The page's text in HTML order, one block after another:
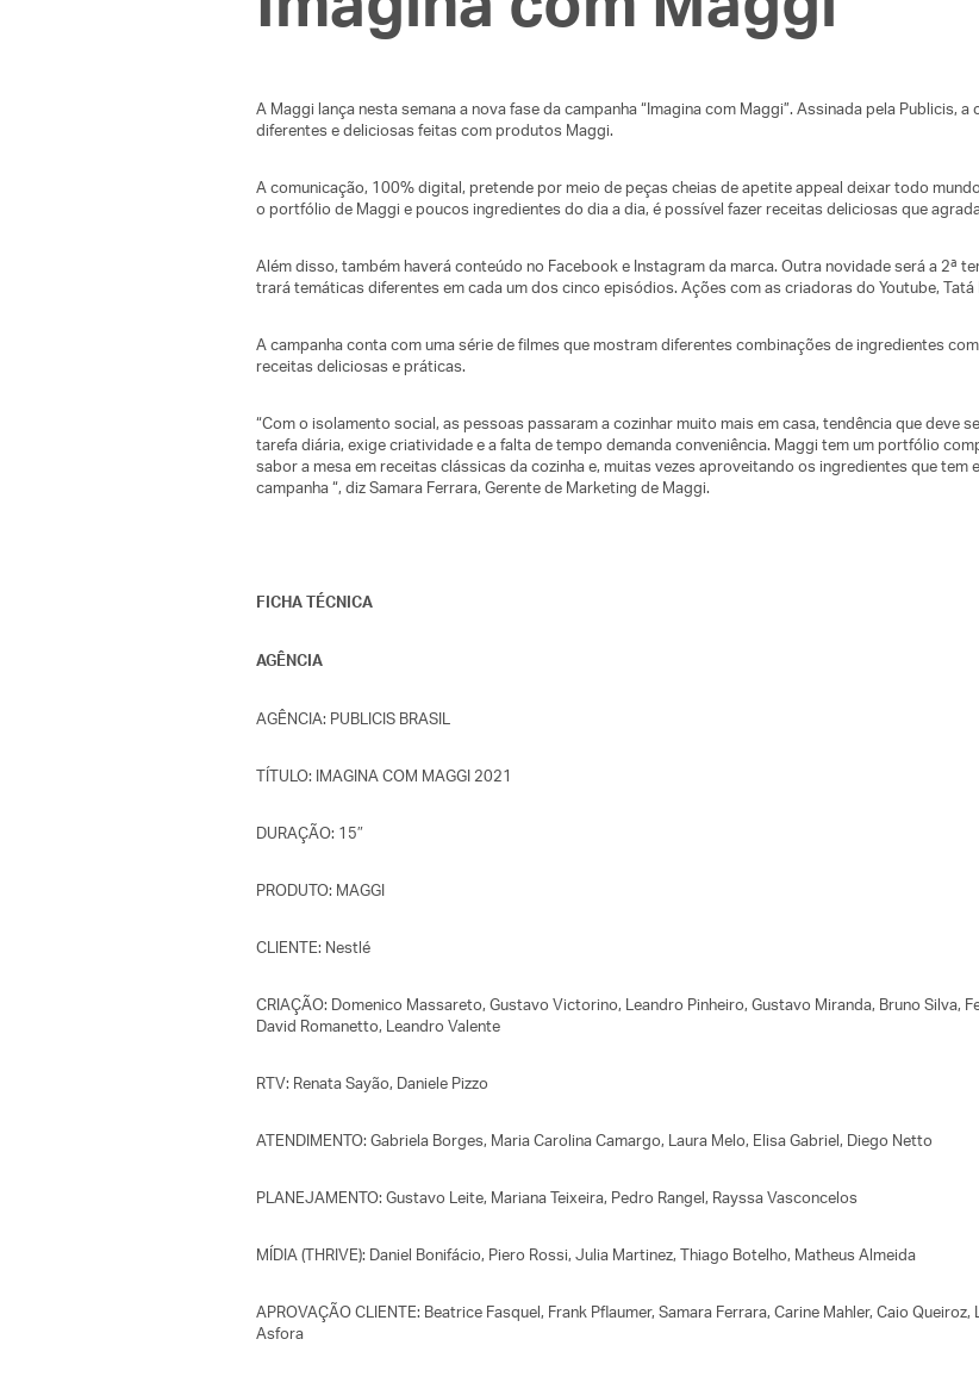
A Maggi lança nesta semana a nova fase da campanha “Imagina com Maggi”. Assinada pela Publicis,
diferentes e deliciosas feitas com produtos Maggi.
A comunicação, 100% digital, pretende por meio de peças cheias de apetite appeal deixar todo
o portfólio de Maggi e poucos ingredientes do dia a dia, é possível fazer receitas deliciosas que
Além disso, também haverá conteúdo no Facebook e Instagram da marca. Outra novidade será a 2ª
trará temáticas diferentes em cada um dos cinco episódios. Ações com as criadoras do Youtube,
A campanha conta com uma série de filmes que mostram diferentes combinações de ingredientes
receitas deliciosas e práticas.
“Com o isolamento social, as pessoas passaram a cozinhar muito mais em casa, tendência que deve
tarefa diária, exige criatividade e a falta de tempo demanda conveniência. Maggi tem um portfólio
sabor a mesa em receitas clássicas da cozinha e, muitas vezes aproveitando os ingredientes que
campanha “, diz Samara Ferrara, Gerente de Marketing de Maggi.
FICHA TÉCNICA
AGÊNCIA
AGÊNCIA: PUBLICIS BRASIL
TÍTULO: IMAGINA COM MAGGI 2021
DURAÇÃO: 15″
PRODUTO: MAGGI
CLIENTE: Nestlé
CRIAÇÃO: Domenico Massareto, Gustavo Victorino, Leandro Pinheiro, Gustavo Miranda, Bruno Silva,
David Romanetto, Leandro Valente
RTV: Renata Sayão, Daniele Pizzo
ATENDIMENTO: Gabriela Borges, Maria Carolina Camargo, Laura Melo, Elisa Gabriel, Diego Netto
PLANEJAMENTO: Gustavo Leite, Mariana Teixeira, Pedro Rangel, Rayssa Vasconcelos
MÍDIA (THRIVE): Daniel Bonifácio, Piero Rossi, Julia Martinez, Thiago Botelho, Matheus Almeida
APROVAÇÃO CLIENTE: Beatrice Fasquel, Frank Pflaumer, Samara Ferrara, Carine Mahler, Caio
Asfora